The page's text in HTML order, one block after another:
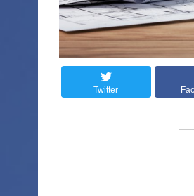
Twitter